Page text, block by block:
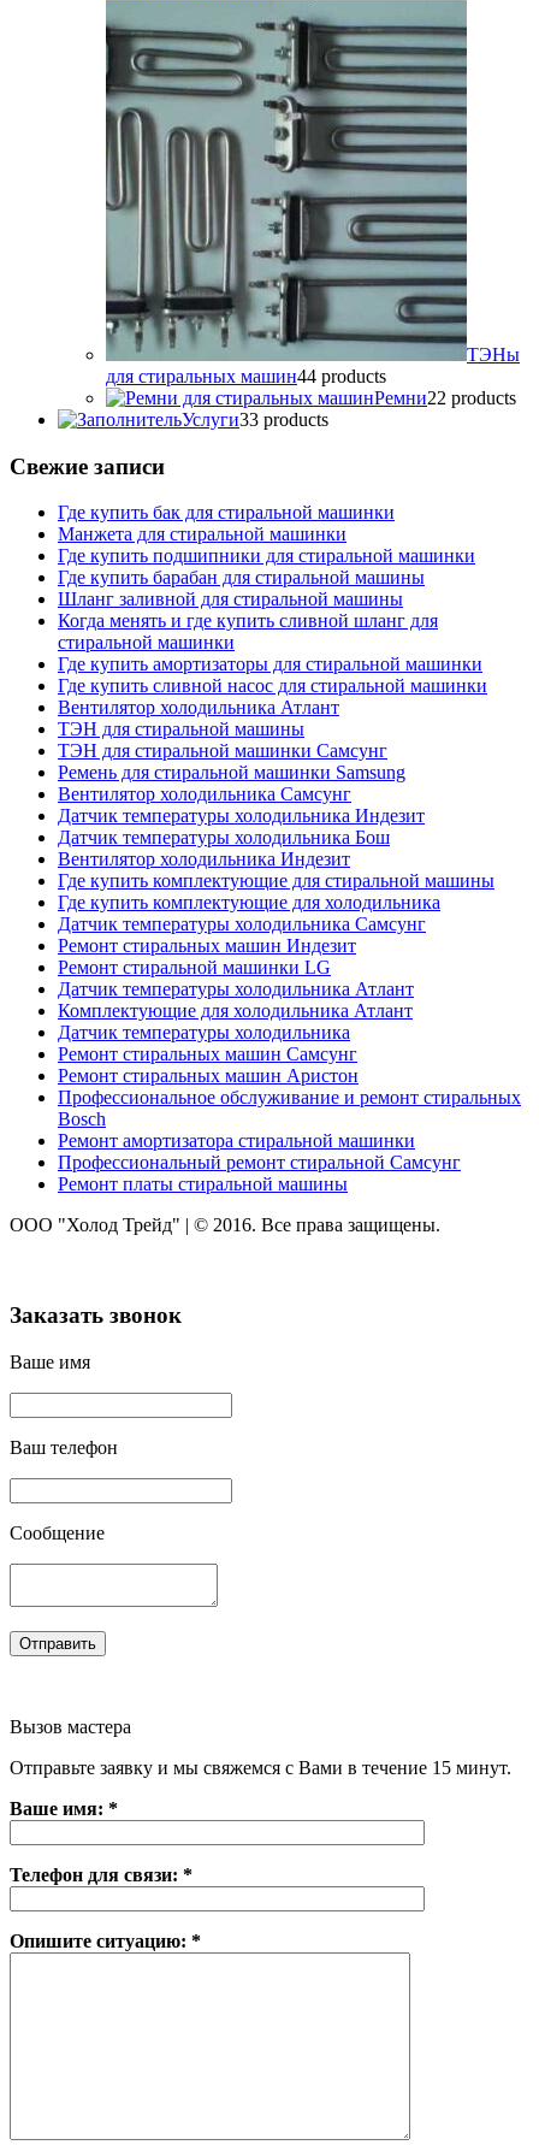
ТЭНы
для стиральных машин44 products
Ремни22 products
Услуги33 products
Свежие записи
Где купить бак для стиральной машинки
Манжета для стиральной машинки
Где купить подшипники для стиральной машинки
Где купить барабан для стиральной машины
Шланг заливной для стиральной машины
Когда менять и где купить сливной шланг для
стиральной машинки
Где купить амортизаторы для стиральной машинки
Где купить сливной насос для стиральной машинки
Вентилятор холодильника Атлант
ТЭН для стиральной машины
ТЭН для стиральной машинки Самсунг
Ремень для стиральной машинки Samsung
Вентилятор холодильника Самсунг
Датчик температуры холодильника Индезит
Датчик температуры холодильника Бош
Вентилятор холодильника Индезит
Где купить комплектующие для стиральной машины
Где купить комплектующие для холодильника
Датчик температуры холодильника Самсунг
Ремонт стиральных машин Индезит
Ремонт стиральной машинки LG
Датчик температуры холодильника Атлант
Комплектующие для холодильника Атлант
Датчик температуры холодильника
Ремонт стиральных машин Самсунг
Ремонт стиральных машин Аристон
Профессиональное обслуживание и ремонт стиральных
Bosch
Ремонт амортизатора стиральной машинки
Профессиональный ремонт стиральной Самсунг
Ремонт платы стиральной машины
ООО "Холод Трейд" | © 2016. Все права защищены.
Заказать звонок
Ваше имя
Ваш телефон
Сообщение
Вызов мастера
Отправьте заявку и мы свяжемся с Вами в течение 15 минут.
Ваше имя: *
Телефон для связи: *
Опишите ситуацию: *